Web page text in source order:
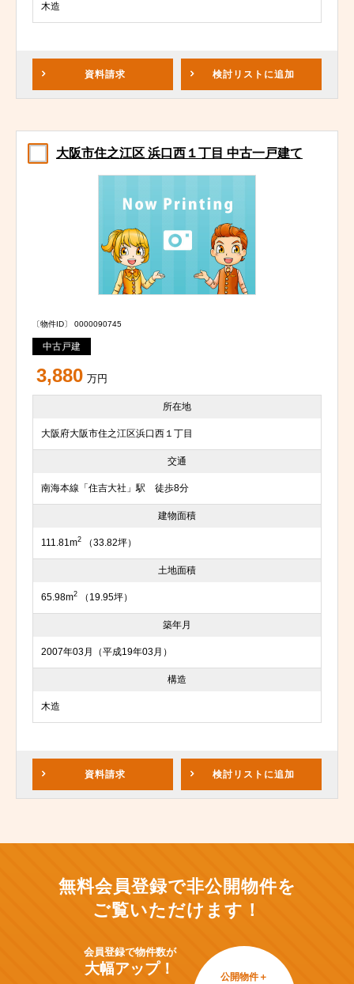
木造
資料請求 検討リスト に追加
大阪市住之江区 浜口西１丁目 中古一戸建て
〔物件ID〕 0000090745
中古戸建
3,880 万円
所在地
大阪府大阪市住之江区浜口西１丁目
交通
南海本線「住吉大社」駅 徒歩8分
建物面積
111.81m2 （33.82坪）
土地面積
65.98m2 （19.95坪）
築年月
2007年03月（平成19年03月）
構造
木造
資料請求 検討リスト に追加
無料会員登録で非公開物件を
ご覧いただけます！
会員登録で物件数が
大幅アップ！
公開物件＋